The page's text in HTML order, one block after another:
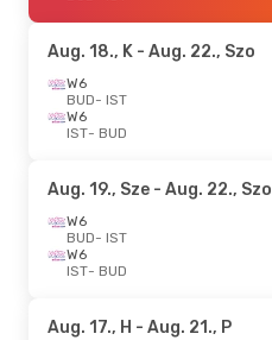
Aug. 18., K - Aug. 22., Szo
W6
BUD- IST
W6
IST- BUD
Aug. 19., Sze - Aug. 22., Szo
W6
BUD- IST
W6
IST- BUD
Aug. 17., H - Aug. 21., P